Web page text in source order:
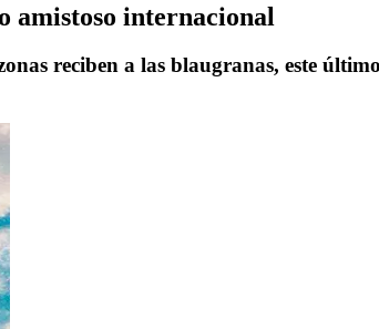
amistoso internacional
reciben a las blaugranas, este